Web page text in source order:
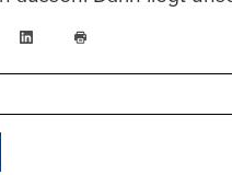
LinkedIn
drucken